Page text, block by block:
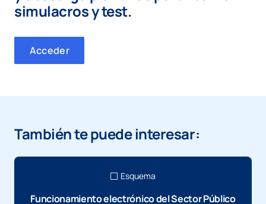
simulacros y test.
Acceder
También te puede interesar:
Esquema
Funcionamiento electrónico del Sector Público